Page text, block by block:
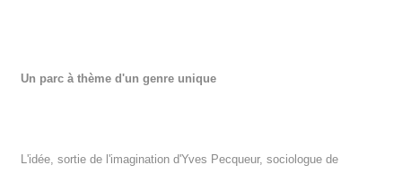
Un parc à thème d'un genre unique
L'idée, sortie de l'imagination d'Yves Pecqueur, sociologue de